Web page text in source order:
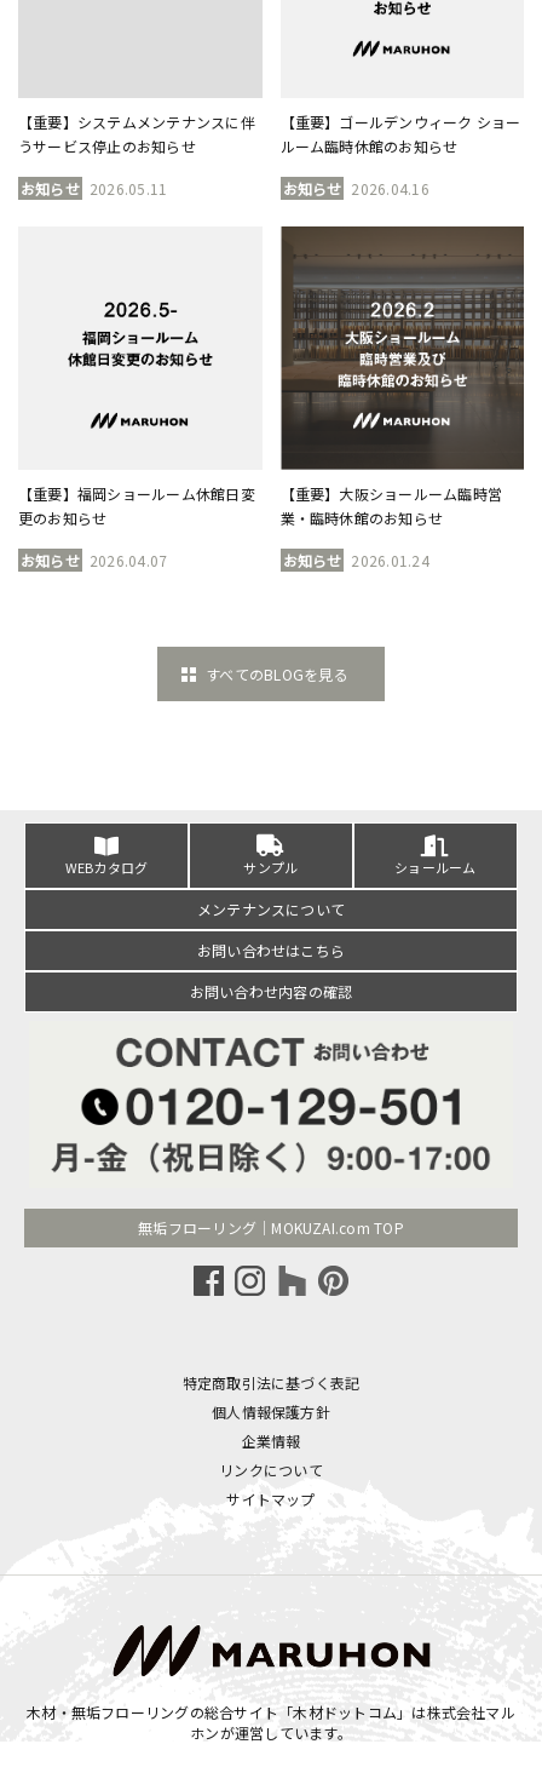
【重要】システムメンテナンスに伴
うサービス停止のお知らせ
お知らせ 2026.05.11
【重要】ゴールデンウィーク ショー
ルーム臨時休館のお知らせ
お知らせ 2026.04.16
【重要】福岡ショールーム休館日変
更のお知らせ
お知らせ 2026.04.07
【重要】大阪ショールーム臨時営
業・臨時休館のお知らせ
お知らせ 2026.01.24
すべてのBLOGを見る
WEBカタログ サンプル ショールーム
メンテナンスについて
お問い合わせはこちら
お問い合わせ内容の確認
無垢フローリング｜MOKUZAI.com TOP
特定商取引法に基づく表記
個人情報保護方針
企業情報
リンクについて
サイトマップ
木材・無垢フローリングの総合サイト「木材ドットコム」は株式会社マル
ホンが運営しています。